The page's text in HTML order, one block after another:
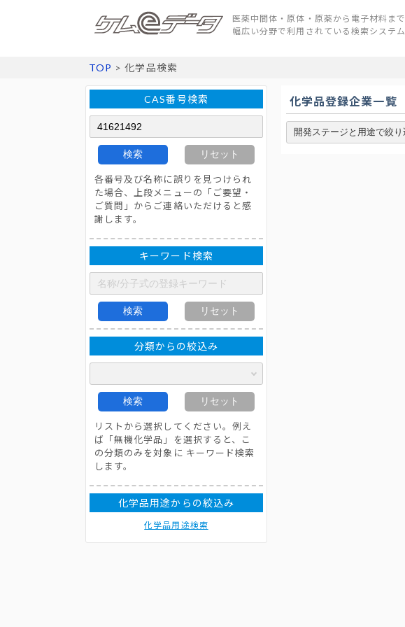
医薬中間体・原体・原薬から電子材料まで
幅広い分野で利用されている検索システム
TOP > 化学品検索
CAS番号検索
検索 リセット
各番号及び名称に誤りを見つけられ
た場合、上段メニューの「ご要望・
ご質問」からご連絡いただけると感
謝します。
キーワード検索
検索 リセット
分類からの絞込み
検索 リセット
リストから選択してください。例え
ば「無機化学品」を選択すると、こ
の分類のみを対象に キーワード検索
します。
化学品用途からの絞込み
化学品用途検索
化学品登録企業一覧